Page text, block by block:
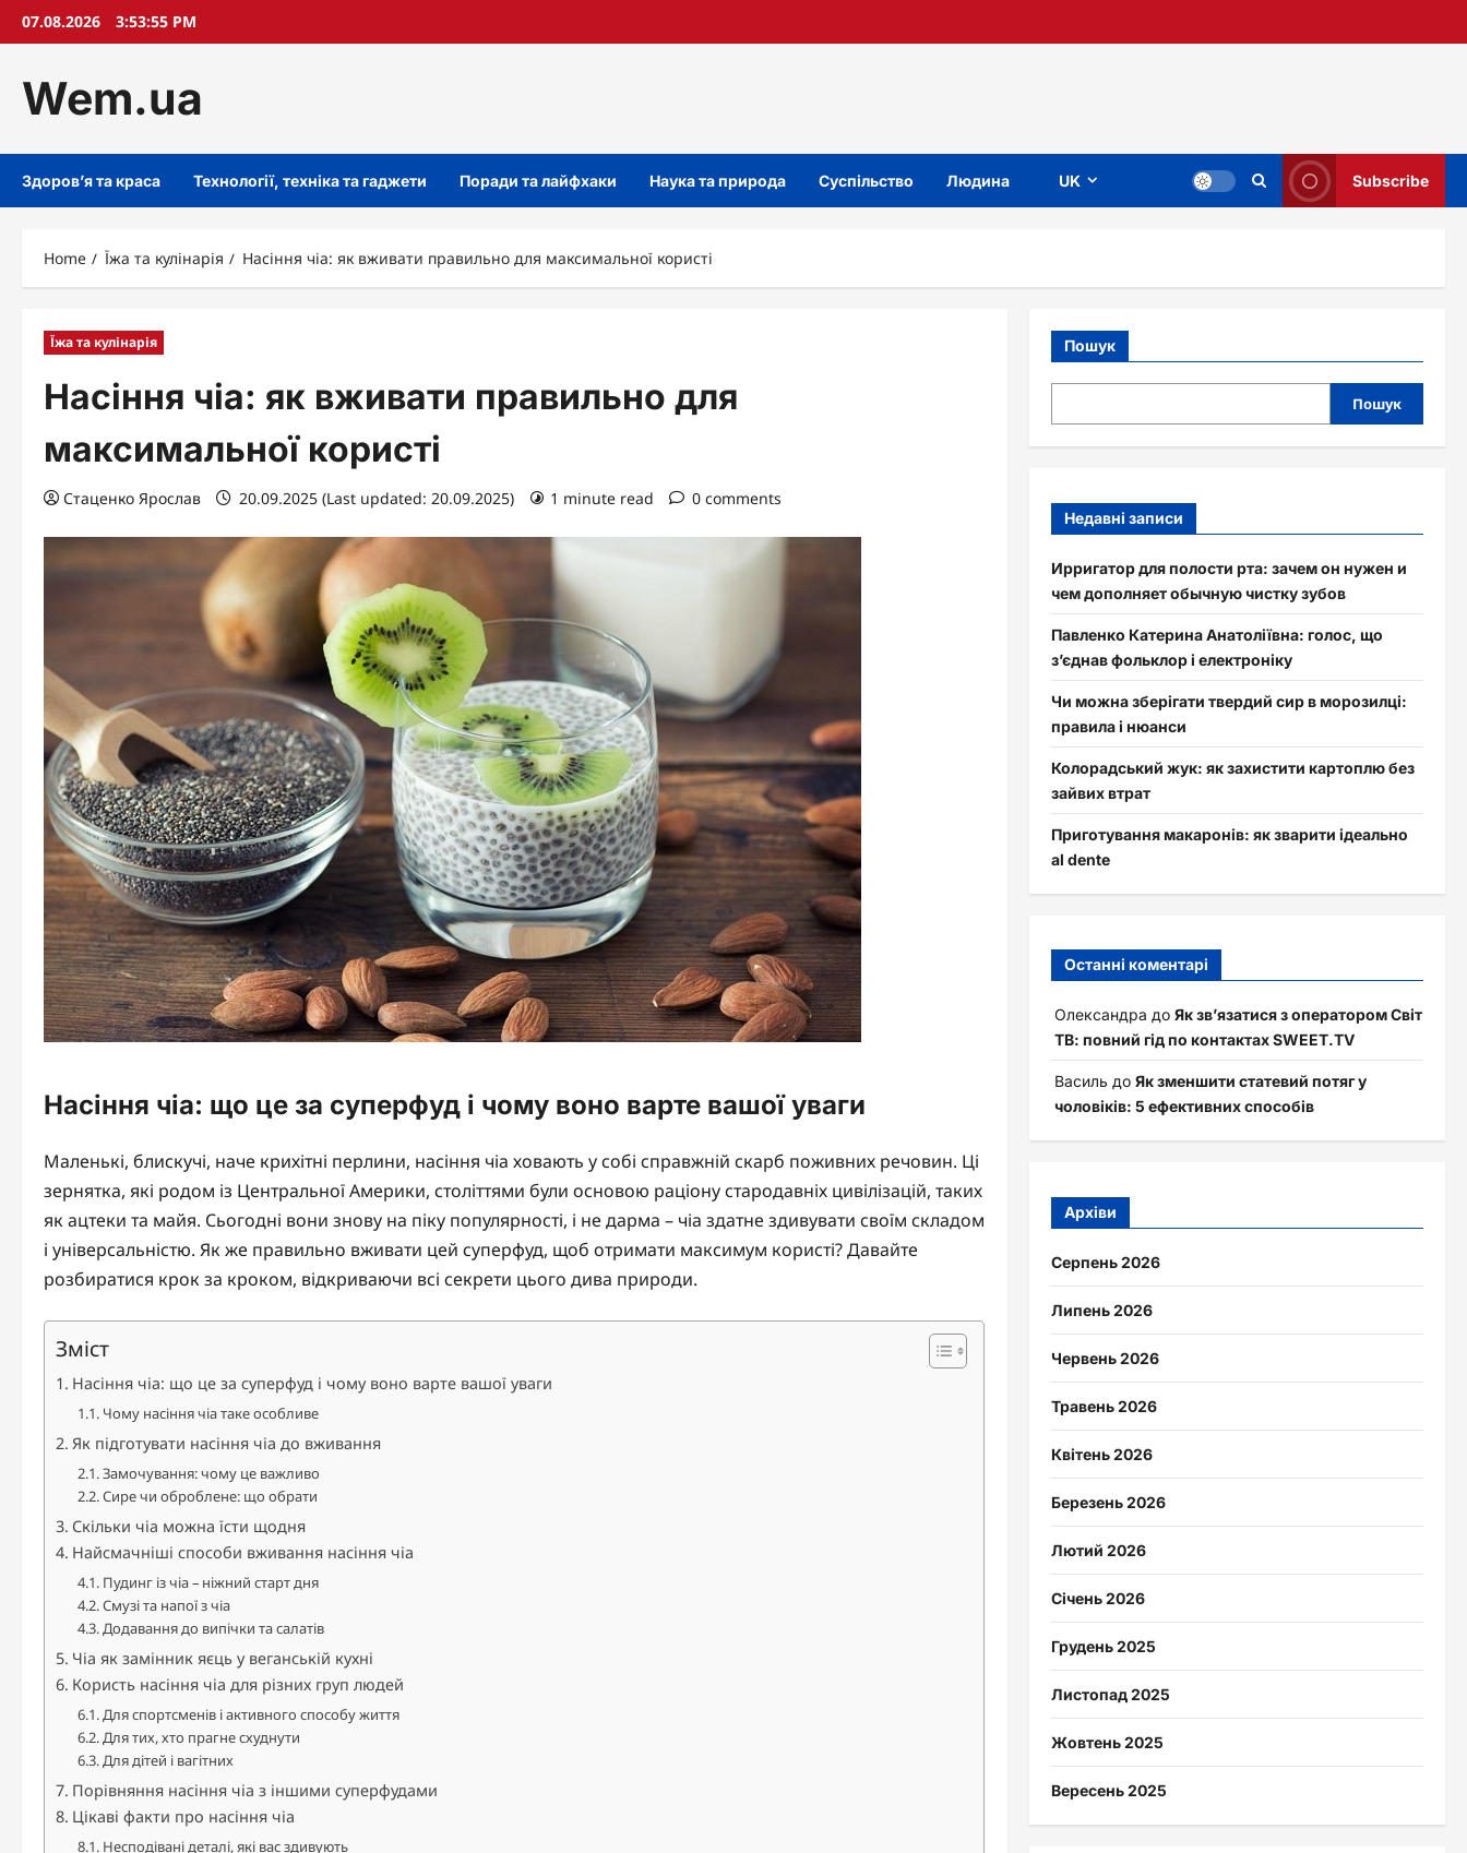
Skip07.08.2026 3:53:56 PM
Wem.ua
Здоров’я та краса Технології, техніка та гаджети Поради та лайфхаки Наука та природа Суспільство Людина UK Subscribe
Home Їжа та кулінарія Насіння чіа: як вживати правильно для максимальної користі
Їжа та кулінарія
Насіння чіа: як вживати правильно для
максимальної користі
Стаценко Ярослав 20.09.2025 (Last updated: 20.09.2025) 1 minute read 0 comments
Насіння чіа: що це за суперфуд і чому воно варте вашої уваги
Маленькі, блискучі, наче крихітні перлини, насіння чіа ховають у собі справжній скарб поживних речовин. Ці
зернятка, які родом із Центральної Америки, століттями були основою раціону стародавніх цивілізацій, таких
як ацтеки та майя. Сьогодні вони знову на піку популярності, і не дарма – чіа здатне здивувати своїм складом
і універсальністю. Як же правильно вживати цей суперфуд, щоб отримати максимум користі? Давайте
розбиратися крок за кроком, відкриваючи всі секрети цього дива природи.
Зміст
Насіння чіа: що це за суперфуд і чому воно варте вашої уваги
Чому насіння чіа таке особливе
Як підготувати насіння чіа до вживання
Замочування: чому це важливо
Сире чи оброблене: що обрати
Скільки чіа можна їсти щодня
Найсмачніші способи вживання насіння чіа
Пудинг із чіа – ніжний старт дня
Смузі та напої з чіа
Додавання до випічки та салатів
Чіа як замінник яєць у веганській кухні
Користь насіння чіа для різних груп людей
Для спортсменів і активного способу життя
Для тих, хто прагне схуднути
Для дітей і вагітних
Порівняння насіння чіа з іншими суперфудами
Цікаві факти про насіння чіа
Несподівані деталі, які вас здивують
Пошук
Пошук
Недавні записи
Ирригатор для полости рта: зачем он нужен и
чем дополняет обычную чистку зубов
Павленко Катерина Анатоліївна: голос, що
з’єднав фольклор і електроніку
Чи можна зберігати твердий сир в морозилці:
правила і нюанси
Колорадський жук: як захистити картоплю без
зайвих втрат
Приготування макаронів: як зварити ідеально
al dente
Останні коментарі
Олександра до Як зв’язатися з оператором Світ
ТВ: повний гід по контактах SWEET.TV
Василь до Як зменшити статевий потяг у
чоловіків: 5 ефективних способів
Архіви
Серпень 2026
Липень 2026
Червень 2026
Травень 2026
Квітень 2026
Березень 2026
Лютий 2026
Січень 2026
Грудень 2025
Листопад 2025
Жовтень 2025
Вересень 2025